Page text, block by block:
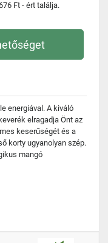
Ft - ért találja.
energiával. A kiváló
elragadja Önt az
keserűségét és a
korty ugyanolyan szép.
mangó